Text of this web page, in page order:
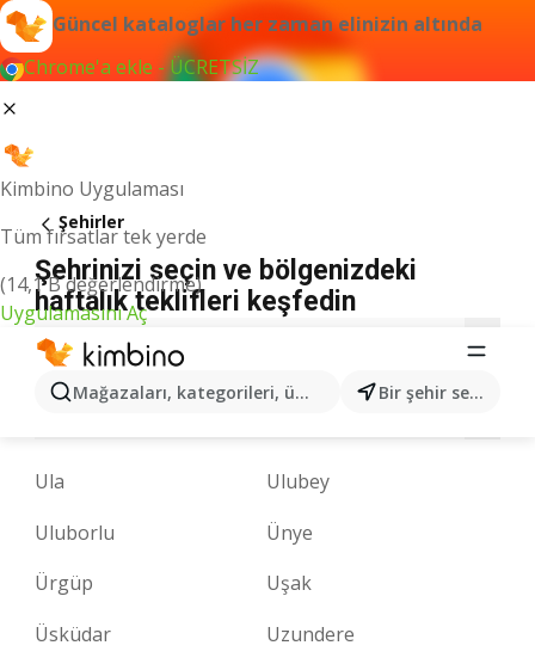
Güncel kataloglar her zaman elinizin altında
Chrome'a ekle - ÜCRETSİZ
Kimbino Uygulaması
Tüm fırsatlar tek yerde
(14,1 B değerlendirme)
Uygulamasını Aç
Mağazaları, kategorileri, ürünleri arayın... Bir şehir seçin
Şehirler
Şehrinizi seçin ve bölgenizdeki
haftalık teklifleri keşfedin
A B C K
M
N O P R S U V Y
Ula
Ulubey
Uluborlu
Ünye
Ürgüp
Uşak
Üsküdar
Uzundere